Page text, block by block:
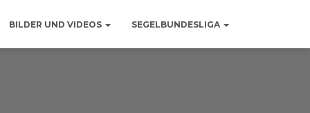
BILDER UND VIDEOS SEGELBUNDESLIGA